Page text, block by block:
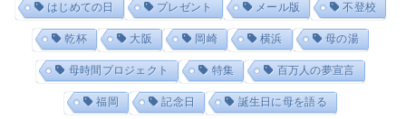
はじめての日 プレゼント メール版 不登校
乾杯 大阪 岡崎 横浜 母の湯
母時間プロジェクト 特集 百万人の夢宣言
福岡 記念日 誕生日に母を語る